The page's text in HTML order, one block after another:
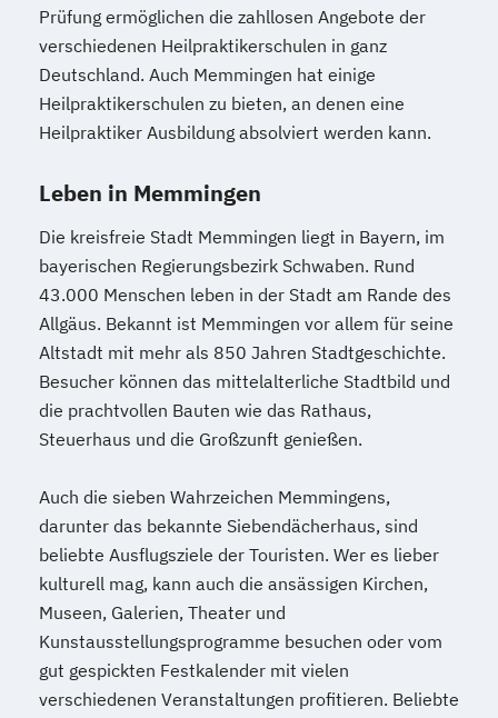
Prüfung ermöglichen die zahllosen Angebote der
verschiedenen Heilpraktikerschulen in ganz
Deutschland. Auch Memmingen hat einige
Heilpraktikerschulen zu bieten, an denen eine
Heilpraktiker Ausbildung absolviert werden kann.
Leben in Memmingen
Die kreisfreie Stadt Memmingen liegt in Bayern, im
bayerischen Regierungsbezirk Schwaben. Rund
43.000 Menschen leben in der Stadt am Rande des
Allgäus. Bekannt ist Memmingen vor allem für seine
Altstadt mit mehr als 850 Jahren Stadtgeschichte.
Besucher können das mittelalterliche Stadtbild und
die prachtvollen Bauten wie das Rathaus,
Steuerhaus und die Großzunft genießen.
Auch die sieben Wahrzeichen Memmingens,
darunter das bekannte Siebendächerhaus, sind
beliebte Ausflugsziele der Touristen. Wer es lieber
kulturell mag, kann auch die ansässigen Kirchen,
Museen, Galerien, Theater und
Kunstausstellungsprogramme besuchen oder vom
gut gespickten Festkalender mit vielen
verschiedenen Veranstaltungen profitieren. Beliebte